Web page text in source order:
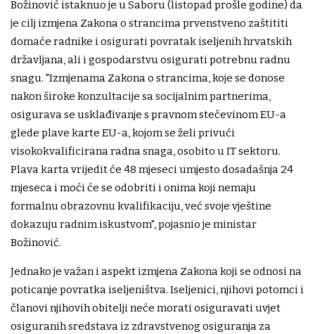
Božinović istaknuo je u Saboru (listopad prošle godine) da
je cilj izmjena Zakona o strancima prvenstveno zaštititi
domaće radnike i osigurati povratak iseljenih hrvatskih
državljana, ali i gospodarstvu osigurati potrebnu radnu
snagu. "Izmjenama Zakona o strancima, koje se donose
nakon široke konzultacije sa socijalnim partnerima,
osigurava se usklađivanje s pravnom stečevinom EU-a
glede plave karte EU-a, kojom se želi privući
visokokvalificirana radna snaga, osobito u IT sektoru.
Plava karta vrijedit će 48 mjeseci umjesto dosadašnja 24
mjeseca i moći će se odobriti i onima koji nemaju
formalnu obrazovnu kvalifikaciju, već svoje vještine
dokazuju radnim iskustvom", pojasnio je ministar
Božinović.
Jednako je važan i aspekt izmjena Zakona koji se odnosi na
poticanje povratka iseljeništva. Iseljenici, njihovi potomci i
članovi njihovih obitelji neće morati osiguravati uvjet
osiguranih sredstava iz zdravstvenog osiguranja za